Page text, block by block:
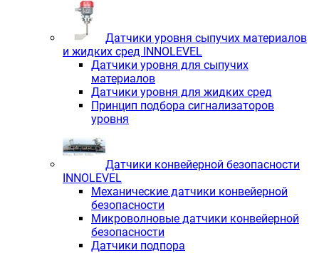
Датчики уровня сыпучих материалов
и жидких сред INNOLEVEL
Датчики уровня для сыпучих
материалов
Датчики уровня для жидких сред
Принцип подбора сигнализаторов
уровня
Датчики конвейерной безопасности
INNOLEVEL
Механические датчики конвейерной
безопасности
Микроволновые датчики конвейерной
безопасности
Датчики подпора